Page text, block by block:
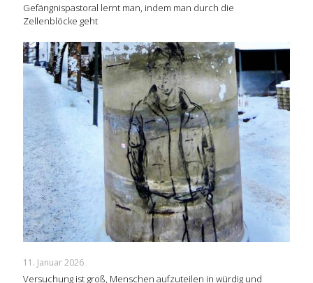
Gefängnispastoral lernt man, indem man durch die
Zellenblöcke geht
11. Januar 2026
Versuchung ist groß, Menschen aufzuteilen in würdig und